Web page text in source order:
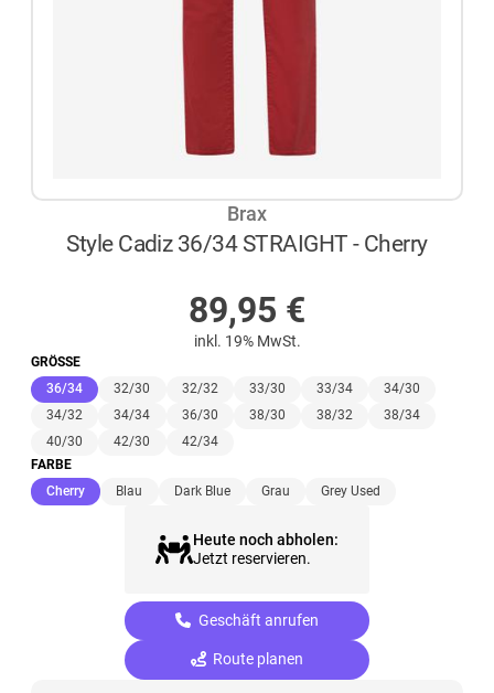
Brax
Style Cadiz 36/34 STRAIGHT - Cherry
89,95 €
inkl. 19% MwSt.
GRÖSSE
36/34(ausgewählt)
32/30 32/32 33/30 33/34
34/30
34/32
34/34 36/30 38/30 38/32
38/34
40/30
42/30
42/34
FARBE
Cherry(ausgewählt)
Blau Dark Blue Grau Grey Used
Heute noch abholen:
Jetzt reservieren.
Geschäft anrufen
Route planen